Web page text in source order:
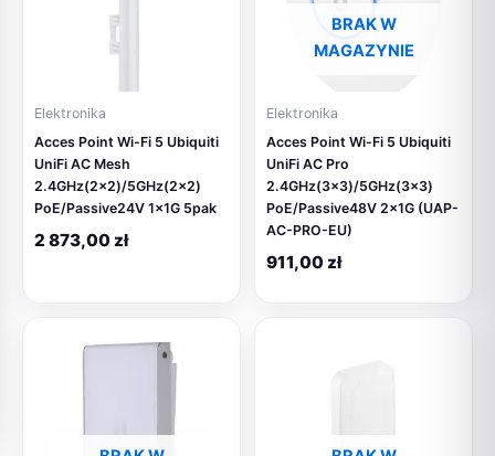
Elektronika
Acces Point Wi-Fi 5 Ubiquiti
UniFi AC Mesh
2.4GHz(2×2)/5GHz(2×2)
PoE/Passive24V 1x1G 5pak
2 873,00 zł
BRAK W
MAGAZYNIE
Elektronika
Acces Point Wi-Fi 5 Ubiquiti
UniFi AC Pro
2.4GHz(3×3)/5GHz(3×3)
PoE/Passive48V 2x1G (UAP-
AC-PRO-EU)
911,00 zł